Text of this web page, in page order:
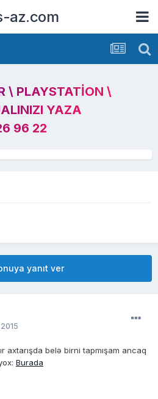
az.com
\ PLAYSTATION \
YAZA
96 22
yanıt ver
axtarışda belə birni tapmışam ancaq
Burada